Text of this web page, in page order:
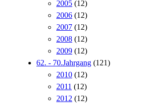
2005 (12)
2006 (12)
2007 (12)
2008 (12)
2009 (12)
62. - 70.Jahrgang (121)
2010 (12)
2011 (12)
2012 (12)